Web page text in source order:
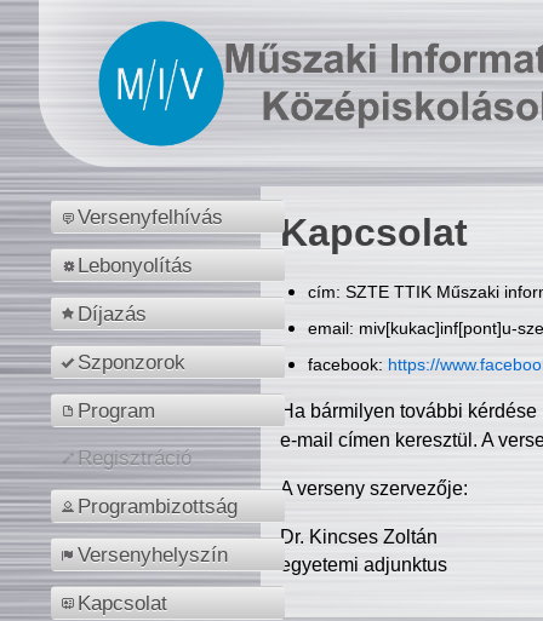
Versenyfelhívás
Lebonyolítás
Díjazás
Szponzorok
Program
Regisztráció
Programbizottság
Versenyhelyszín
Kapcsolat
Kapcsolat
cím: SZTE TTIK Műszaki
email: miv[kukac]inf[pont]u-
facebook: https://
Ha bármilyen további
e-mail címen keresztül. A
A verseny szervezője:
Dr. Kincses Zoltán
egyetemi adjunktus